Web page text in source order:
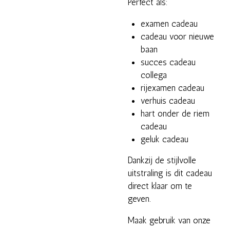
Perfect als:
examen cadeau
cadeau voor nieuwe
baan
succes cadeau
collega
rijexamen cadeau
verhuis cadeau
hart onder de riem
cadeau
geluk cadeau
Dankzij de stijlvolle
uitstraling is dit cadeau
direct klaar om te
geven.
Maak gebruik van onze